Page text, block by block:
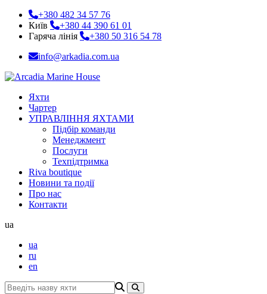
+380 482 34 57 76
Київ
+380 44 390 61 01
Гаряча лінія
+380 50 316 54 78
info@arkadia.com.ua
Яхти
Чартер
УПРАВЛІННЯ ЯХТАМИ
Підбір команди
Менеджмент
Послуги
Техпідтримка
Riva boutique
Новини та події
Про нас
Контакти
ua
ua
ru
en